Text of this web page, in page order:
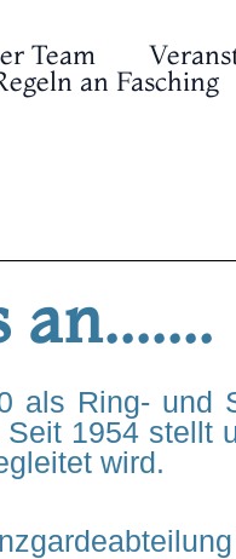
Team
an Fasching
als Ring- und
1954 stellt
wird.